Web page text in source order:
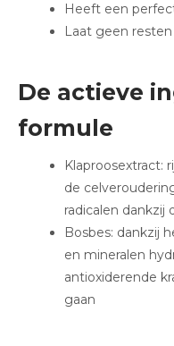
Heeft een
Laat geen
De actieve
formule
Klaproosextract:
de
radicalen dankzij
Bosbes: dankzij
en mineralen
antioxiderende
gaan